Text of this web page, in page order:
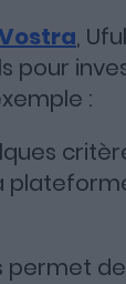
,
pour
: